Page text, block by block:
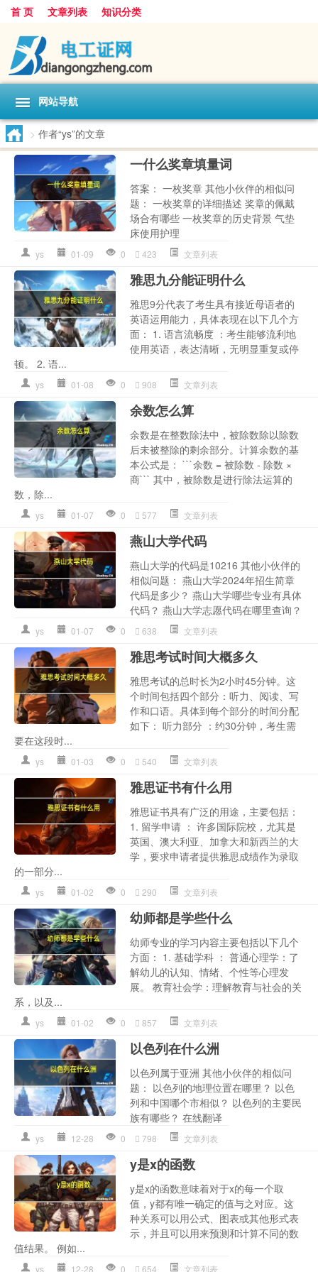
首 页 文章列表 知识分类
网站导航
> 作者“ys”的文章
一什么奖章填量词
答案： 一枚奖章 其他小伙伴的相似问
题： 一枚奖章的详细描述 奖章的佩戴
场合有哪些 一枚奖章的历史背景 气垫
床使用护理
ys 01-09 0 423 文章列表
雅思九分能证明什么
雅思9分代表了考生具有接近母语者的
英语运用能力，具体表现在以下几个方
面： 1. 语言流畅度 ：考生能够流利地
使用英语，表达清晰，无明显重复或停
顿。 2. 语...
ys 01-08 0 908 文章列表
余数怎么算
余数是在整数除法中，被除数除以除数
后未被整除的剩余部分。计算余数的基
本公式是： ```余数 = 被除数 - 除数 ×
商``` 其中，被除数是进行除法运算的
数，除...
ys 01-07 0 577 文章列表
燕山大学代码
燕山大学的代码是10216 其他小伙伴的
相似问题： 燕山大学2024年招生简章
代码是多少？ 燕山大学哪些专业有具体
代码？ 燕山大学志愿代码在哪里查询？
ys 01-07 0 638 文章列表
雅思考试时间大概多久
雅思考试的总时长为2小时45分钟。这
个时间包括四个部分：听力、阅读、写
作和口语。具体到每个部分的时间分配
如下： 听力部分 ：约30分钟，考生需
要在这段时...
ys 01-03 0 540 文章列表
雅思证书有什么用
雅思证书具有广泛的用途，主要包括：
1. 留学申请 ： 许多国际院校，尤其是
英国、澳大利亚、加拿大和新西兰的大
学，要求申请者提供雅思成绩作为录取
的一部分...
ys 01-02 0 290 文章列表
幼师都是学些什么
幼师专业的学习内容主要包括以下几个
方面： 1. 基础学科 ： 普通心理学：了
解幼儿的认知、情绪、个性等心理发
展。 教育社会学：理解教育与社会的关
系，以及...
ys 01-02 0 857 文章列表
以色列在什么洲
以色列属于亚洲 其他小伙伴的相似问
题： 以色列的地理位置在哪里？ 以色
列和中国哪个市相似？ 以色列的主要民
族有哪些？ 在线翻译
ys 12-28 0 798 文章列表
y是x的函数
y是x的函数意味着对于x的每一个取
值，y都有唯一确定的值与之对应。这
种关系可以用公式、图表或其他形式表
示，并且可以用来预测和计算不同的数
值结果。 例如...
ys 12-28 0 654 文章列表